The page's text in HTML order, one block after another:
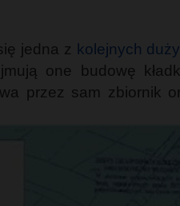
jedna z kolejnych
one budowę
przez sam